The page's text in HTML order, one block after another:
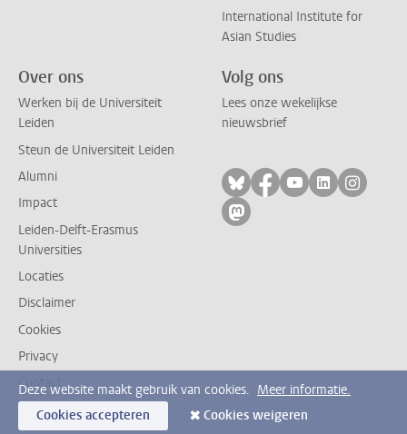
International Institute for
Asian Studies
Over ons
Werken bij de Universiteit
Leiden
Steun de Universiteit Leiden
Alumni
Impact
Leiden-Delft-Erasmus
Universities
Locaties
Disclaimer
Cookies
Privacy
Contact
Volg ons
Lees onze wekelijkse
nieuwsbrief
Volg ons op bluesky
Volg ons op
Volg ons op
Volg ons
Volg
Volg ons op mastodon
Deze website maakt gebruik van cookies. Meer informatie.
Cookies accepteren
Cookies weigeren